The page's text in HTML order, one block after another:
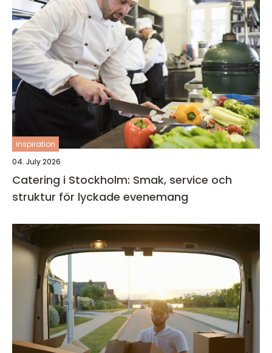
inspiration
04. July 2026
Catering i Stockholm: Smak, service och
struktur för lyckade evenemang